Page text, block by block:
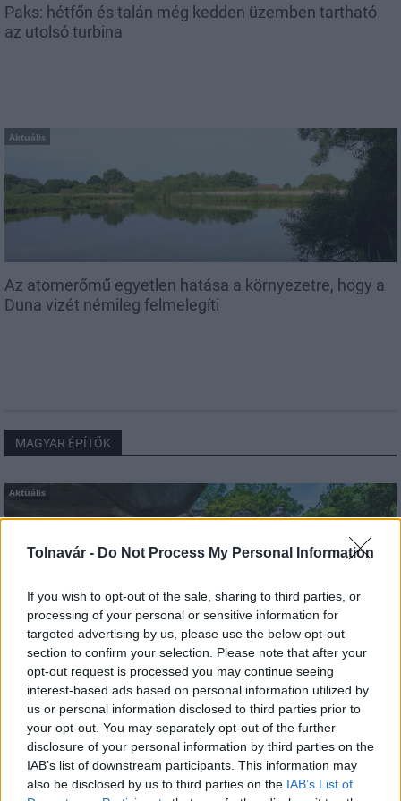
Tolnavár - Do Not Process My Personal Information
If you wish to opt-out of the sale, sharing to third parties, or
processing of your personal or sensitive information for
targeted advertising by us, please use the below opt-out
section to confirm your selection. Please note that after your
opt-out request is processed you may continue seeing
interest-based ads based on personal information utilized by
us or personal information disclosed to third parties prior to
your opt-out. You may separately opt-out of the further
disclosure of your personal information by third parties on the
IAB’s list of downstream participants. This information may
also be disclosed by us to third parties on the IAB’s List of
Paks: hétfőn és talán még kedden üzemben tartható
az utolsó turbina
Aktuális
Az atomerőmű egyetlen hatása a környezetre, hogy a
Duna vizét némileg felmelegíti
MAGYAR ÉPÍTŐK
Aktuális
Tata műemlékfelújítás műemlék restaurálás
Történelmi táj, amelynek minden köve mesél –
megújul a tatai Angolkert